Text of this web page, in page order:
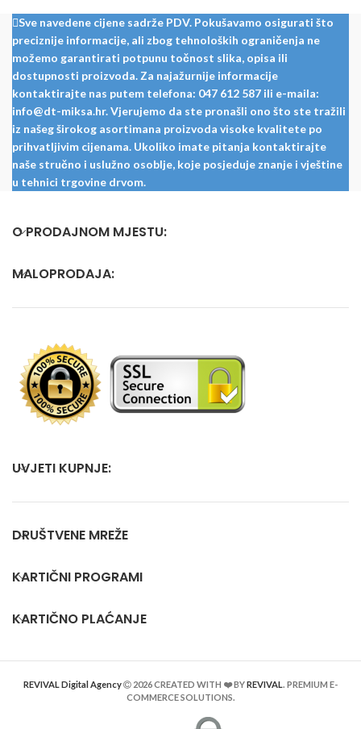
provjeriti dostupne
širine!
Sve navedene cijene sadrže PDV. Pokušavamo osigurati što
preciznije informacije, ali zbog tehnoloških ograničenja ne
možemo garantirati potpunu točnost slika, opisa ili
dostupnosti proizvoda. Za najažurnije informacije
kontaktirajte nas putem telefona: 047 612 587 ili e-maila:
info@dt-miksa.hr. Vjerujemo da ste pronašli ono što ste tražili
iz našeg širokog asortimana proizvoda visoke kvalitete po
prihvatljivim cijenama. Ukoliko imate pitanja kontaktirajte
naše stručno i uslužno osoblje, koje posjeduje znanje i vještine
u tehnici trgovine drvom.
O PRODAJNOM MJESTU:
MALOPRODAJA:
UVJETI KUPNJE:
DRUŠTVENE MREŽE
KARTIČNI PROGRAMI
KARTIČNO PLAĆANJE
REVIVAL Digital Agency 2026 CREATED WITH ❤️ BYREVIVAL
. PREMIUM E-
COMMERCE SOLUTIONS.